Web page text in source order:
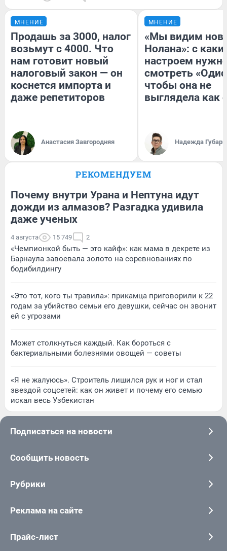
МНЕНИЕ
Продашь за 3000, налог
возьмут с 4000. Что
нам готовит новый
налоговый закон — он
коснется импорта и
даже репетиторов
Анастасия Завгородняя
МНЕНИЕ
«Мы видим
Нолана»: с
настроем
смотреть
чтобы она не
выглядела как
Надежда Губарь
РЕКОМЕНДУЕМ
Почему внутри Урана и Нептуна идут
дожди из алмазов? Разгадка удивила
даже ученых
4 августа 15 749 2
«Чемпионкой быть — это кайф»: как мама в декрете из
Барнаула завоевала золото на соревнованиях по
бодибилдингу
«Это тот, кого ты травила»: прикамца приговорили к 22
годам за убийство семьи его девушки, сейчас он звонит
ей с угрозами
Может столкнуться каждый. Как бороться с
бактериальными болезнями овощей — советы
«Я не жалуюсь». Строитель лишился рук и ног и стал
звездой соцсетей: как он живет и почему его семью
искал весь Узбекистан
Подписаться на новости
Сообщить новость
Рубрики
Реклама на сайте
Прайс-лист